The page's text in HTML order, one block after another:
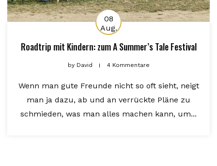
08
Aug.
Roadtrip mit Kindern: zum A Summer’s Tale Festival
byDavid 4 Kommentare
Wenn man gute Freunde nicht so oft sieht, neigt
man ja dazu, ab und an verrückte Pläne zu
schmieden, was man alles machen kann, um...